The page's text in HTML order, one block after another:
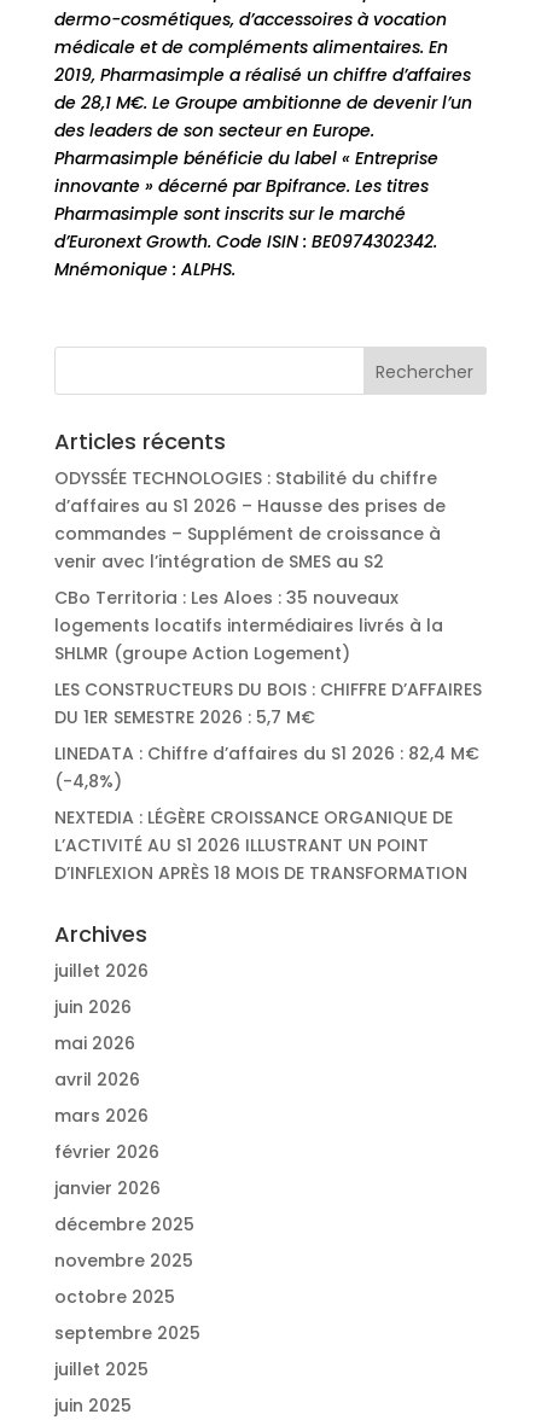
dermo-cosmétiques, d’accessoires à vocation
médicale et de compléments alimentaires. En
2019, Pharmasimple a réalisé un chiffre d’affaires
de 28,1 M€. Le Groupe ambitionne de devenir l’un
des leaders de son secteur en Europe.
Pharmasimple bénéficie du label « Entreprise
innovante » décerné par Bpifrance. Les titres
Pharmasimple sont inscrits sur le marché
d’Euronext Growth. Code ISIN : BE0974302342.
Mnémonique : ALPHS.
Articles récents
ODYSSÉE TECHNOLOGIES : Stabilité du chiffre
d’affaires au S1 2026 – Hausse des prises de
commandes – Supplément de croissance à
venir avec l’intégration de SMES au S2
CBo Territoria : Les Aloes : 35 nouveaux
logements locatifs intermédiaires livrés à la
SHLMR (groupe Action Logement)
LES CONSTRUCTEURS DU BOIS : CHIFFRE D’AFFAIRES
DU 1ER SEMESTRE 2026 : 5,7 M€
LINEDATA : Chiffre d’affaires du S1 2026 : 82,4 M€
(-4,8%)
NEXTEDIA : LÉGÈRE CROISSANCE ORGANIQUE DE
L’ACTIVITÉ AU S1 2026 ILLUSTRANT UN POINT
D’INFLEXION APRÈS 18 MOIS DE TRANSFORMATION
Archives
juillet 2026
juin 2026
mai 2026
avril 2026
mars 2026
février 2026
janvier 2026
décembre 2025
novembre 2025
octobre 2025
septembre 2025
juillet 2025
juin 2025